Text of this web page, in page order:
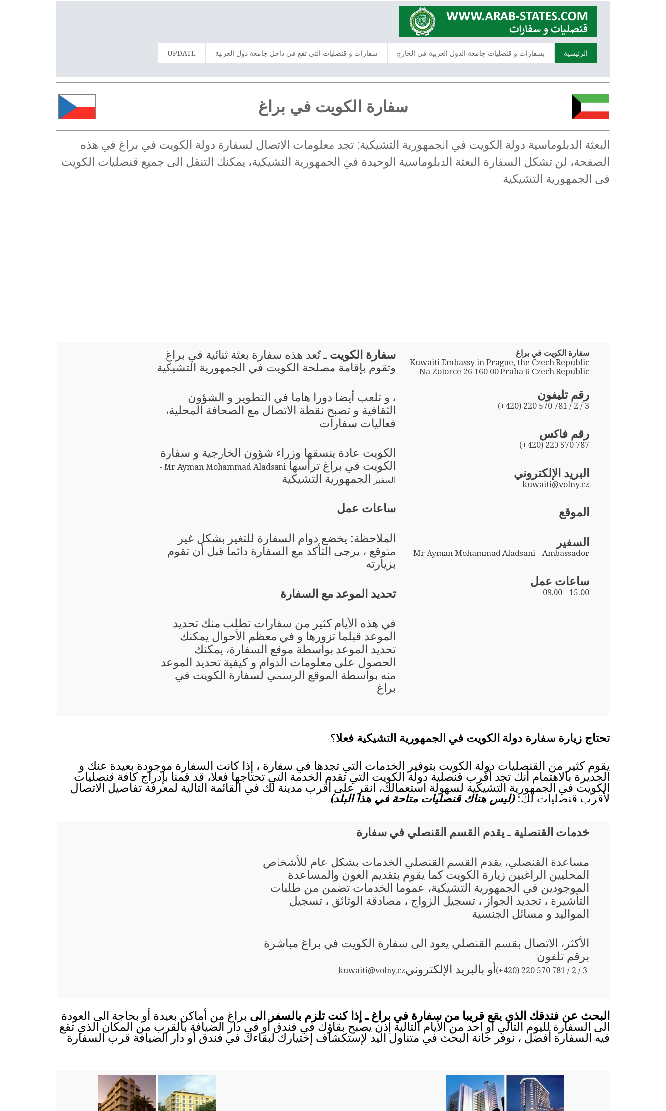
الرئيسية بسفارات و قنصليات جامعة الدول العربية في الخارج سفارات و قنصليات التي تقع في داخل جامعة دول العربية UPDATE
سفارة الكويت في براغ
البعثة الدبلوماسية دولة الكويت في الجمهورية التشيكية: تجد معلومات الاتصال لسفارة دولة الكويت في براغ في هذه
الصفحة، لن تشكل السفارة البعثة الدبلوماسية الوحيدة في الجمهورية التشيكية، يمكنك التنقل الى جميع قنصليات الكويت
في الجمهورية التشيكية
سفارة الكويت في براغ
Kuwaiti Embassy in Prague, the Czech Republic
Na Zotorce 26 160 00 Praha 6 Czech Republic
رقم تليفون
(+420) 220 570 781 / 2 / 3
رقم فاكس
(+420) 220 570 787
البريد الإلكتروني
kuwaiti@volny.cz
الموقع
السفير
Mr Ayman Mohammad Aladsani - Ambassador
ساعات عمل
09.00 - 15.00
سفارة الكويت ـ تُعد هذه سفارة بعثة ثنائية في براغ
وتقوم بإقامة مصلحة الكويت في الجمهورية التشيكية
، و تلعب أيضا دورا هاما في التطوير و الشؤون
الثقافية و تصبح نقطة الاتصال مع الصحافة المحلية،
فعاليات سفارات
الكويت عادة ينسقها وزراء شؤون الخارجية و سفارة
الكويت في براغ ترأسها
Mr Ayman Mohammad Aladsani -
السفير
الجمهورية التشيكية
ساعات عمل
الملاحظة: يخضع دوام السفارة للتغير بشكل غير
متوقع ، يرجى التأكد مع السفارة دائما قبل أن تقوم
بزيارته
تحديد الموعد مع السفارة
في هذه الأيام كثير من سفارات تطلب منك تحديد
الموعد قبلما تزورها و في معظم الأحوال يمكنك
تحديد الموعد بواسطة موقع السفارة، يمكنك
الحصول على معلومات الدوام و كيفية تحديد الموعد
منه بواسطة الموقع الرسمي لسفارة الكويت في
براغ
تحتاج زيارة سفارة دولة الكويت في الجمهورية التشيكية فعلا؟
يقوم كثير من القنصليات دولة الكويت بتوفير الخدمات التي تجدها في سفارة ، إذا كانت السفارة موجودة بعيدة عنك و
الجديرة بالاهتمام أنك تجد أقرب قنصلية دولة الكويت التي تقدم الخدمة التي تحتاجها فعلا، قد قمنا بإدراج كافة قنصليات
الكويت في الجمهورية التشيكية لسهولة استعمالك، انقر على أقرب مدينة لك في القائمة التالية لمعرفة تفاصيل الاتصال
لأقرب قنصليات لك:(ليس هناك قنصليات متاحة في هذا البلد)
خدمات القنصلية ـ يقدم القسم القنصلي في سفارة
مساعدة القنصلي، يقدم القسم القنصلي الخدمات بشكل عام للأشخاص
المحليين الراغبين زيارة الكويت كما يقوم بتقديم العون والمساعدة
الموجودين في الجمهورية التشيكية، عموما الخدمات تضمن من طلبات
التأشيرة ، تجديد الجواز ، تسجيل الزواج ، مصادقة الوثائق ، تسجيل
المواليد و مسائل الجنسية
الأكثر، الاتصال بقسم القنصلي يعود الى سفارة الكويت في براغ مباشرة
برقم تلفون
(+420) 220 570 781 / 2 / 3أو بالبريد الإلكترونيkuwaiti@volny.cz
البحث عن فندقك الذي يقع قريبا من سفارة في براغ ـ إذا كنت تلزم بالسفر الى براغ من أماكن بعيدة أو بحاجة الى العودة
الى السفارة لليوم التالي أو احد من الأيام التالية إذن يصبح بقاؤك في فندق أو في دار الضيافة بالقرب من المكان الذي تقع
فيه السفارة أفضل ، نوفر خانة البحث في متناول اليد لإستكشاف إختيارك لبقاءك في فندق أو دار الضيافة قرب السفارة